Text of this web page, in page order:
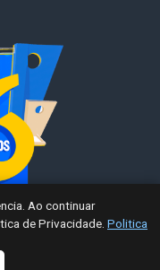
Ao continuar
de Privacidade. Politica